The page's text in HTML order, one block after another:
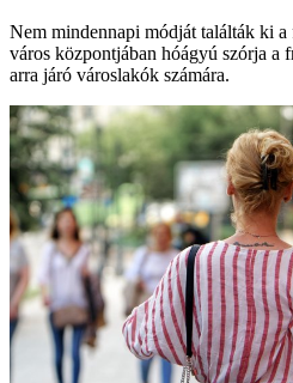
Nem mindennapi módját találták ki a
város központjában hóágyú szórja a
arra járó városlakók számára.